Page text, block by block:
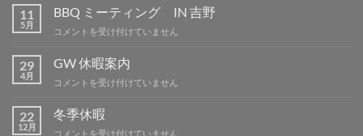
休
暇
は
11
5月
BBQ ミーティング IN 吉野
BBQ
ー
テ
ィ
グ
コメントを受け付けていません
29
4月
GW 休暇案内
GW
暇
案
コメントを受け付けていません
22
12月
冬季休暇
冬
コメントを受け付けていません